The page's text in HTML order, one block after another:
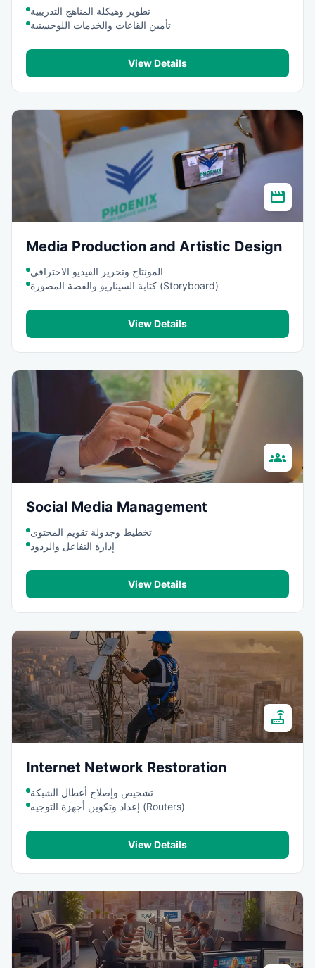
تطوير وهيكلة المناهج التدريبية
تأمين القاعات والخدمات اللوجستية
View Details
movie_creation
Media Production and Artistic Design
المونتاج وتحرير الفيديو الاحترافي
كتابة السيناريو والقصة المصورة (Storyboard)
View Details
groups
Social Media Management
تخطيط وجدولة تقويم المحتوى
إدارة التفاعل والردود
View Details
router
Internet Network Restoration
تشخيص وإصلاح أعطال الشبكة
إعداد وتكوين أجهزة التوجيه (Routers)
View Details